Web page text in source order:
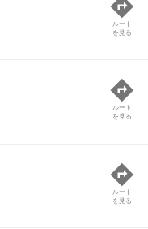
ルート
を見る
ルート
を見る
ルート
を見る